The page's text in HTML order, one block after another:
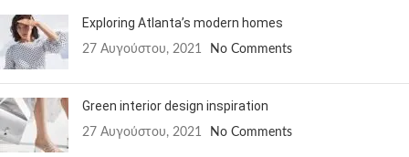
Exploring Atlanta’s modern homes
27 Αυγούστου, 2021 No Comments
Green interior design inspiration
27 Αυγούστου, 2021 No Comments